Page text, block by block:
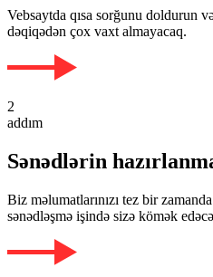
Vebsaytda qısa sorğunu doldurun
dəqiqədən çox vaxt almayacaq.
2
addım
Sənədlərin
Biz məlumatlarınızı tez bir
sənədləşmə işində sizə kömək